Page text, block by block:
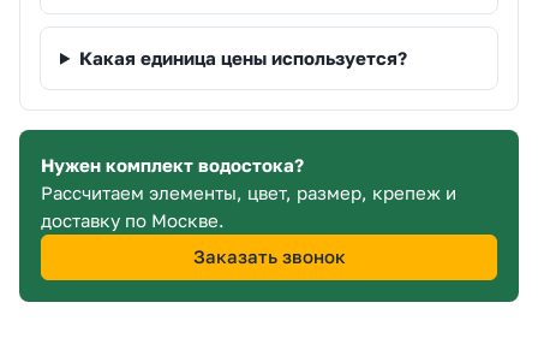
Какая единица цены используется?
Нужен комплект водостока?
Рассчитаем элементы, цвет, размер, крепеж и
доставку по Москве.
Заказать звонок